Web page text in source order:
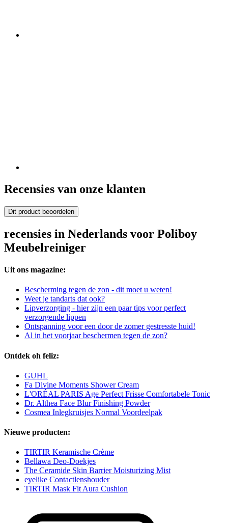
Recensies van onze klanten
Dit product beoordelen
recensies in Nederlands voor Poliboy
Meubelreiniger
Uit ons magazine:
Bescherming tegen de zon - dit moet u weten!
Weet je tandarts dat ook?
Lipverzorging - hier zijn een paar tips voor perfect
verzorgende lippen
Ontspanning voor een door de zomer gestresste huid!
Al in het voorjaar beschermen tegen de zon?
Ontdek oh feliz:
GUHL
Fa Divine Moments Shower Cream
L'ORÉAL PARIS Age Perfect Frisse Comfortabele Tonic
Dr. Althea Face Blur Finishing Powder
Cosmea Inlegkruisjes Normal Voordeelpak
Nieuwe producten:
TIRTIR Keramische Crème
Bellawa Deo-Doekjes
The Ceramide Skin Barrier Moisturizing Mist
eyelike Contactlenshouder
TIRTIR Mask Fit Aura Cushion